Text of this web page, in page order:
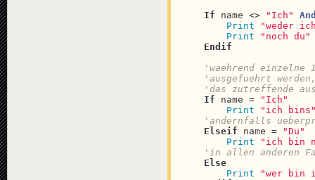
If name <> "Ich"
Print
"weder
Print
"noch du"
Endif
'waehrend einzelne
'ausgefuehrt
'das zutreffende
If name =
"Ich"
Print
"ich
'andernfalls
Elseif name =
"Du"
Print
"ich bin
'in allen anderen
Else
Print
"wer bin